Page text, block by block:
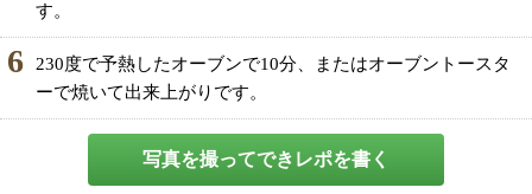
す。
6
230度で予熱したオーブンで10分、またはオーブントースタ
ーで焼いて出来上がりです。
写真を撮ってできレポを書く